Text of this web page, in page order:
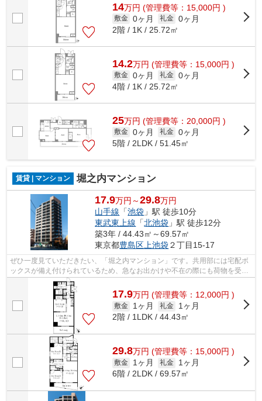
14万円 (管理費等：15,000円 )
敷金 0ヶ月 礼金 0ヶ月
2階 / 1K / 25.72㎡
14.2万円 (管理費等：15,000円 )
敷金 0ヶ月 礼金 0ヶ月
4階 / 1K / 25.72㎡
25万円 (管理費等：20,000円 )
敷金 0ヶ月 礼金 0ヶ月
5階 / 2LDK / 51.45㎡
賃貸 | マンション 堀之内マンション
17.9万円～29.8万円
山手線 「池袋 」駅 徒歩10分
東武東上線 「北池袋 」駅 徒歩12分
築3年 / 44.43㎡～69.57㎡
東京都豊島区 上池袋２丁目15-17
ぜひ一度見ていただきたい、「堀之内マンション」です。共用部には宅配ボ
ックスが備え付けられているため、急なお出かけや不在の際にも荷物を受け
取ることが可能です。室内設備は洗面...
17.9万円 (管理費等：12,000円 )
敷金 1ヶ月 礼金
1ヶ月
2階 / 1LDK / 44.43㎡
29.8万円 (管理費等：15,000円 )
敷金 1ヶ月 礼金
1ヶ月
6階 / 2LDK / 69.57㎡